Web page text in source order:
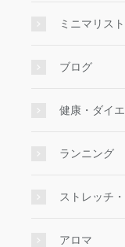
ミニマリスト
ブログ
健康・ダイ
ランニング
ストレッチ
アロマ